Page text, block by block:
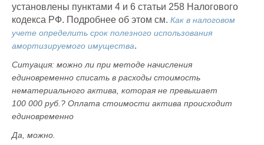
установлены пунктами 4 и 6 статьи 258 Налогового
кодекса РФ. Подробнее об этом см. Как в налоговом
учете определить срок полезного использования
амортизируемого имущества.
Ситуация: можно ли при методе начисления
единовременно списать в расходы стоимость
нематериального актива, которая не превышает
100 000 руб.? Оплата стоимости актива происходит
единовременно
Да, можно.